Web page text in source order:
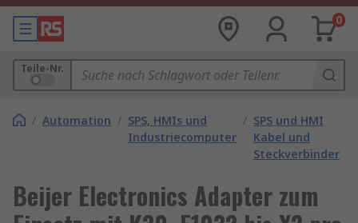
0
Teile-Nr.
/ Automation / SPS, HMIs und
Industriecomputer
/ SPS und HMI
Kabel und
Steckverbinder
Beijer Electronics Adapter zum